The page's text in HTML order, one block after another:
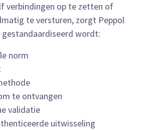
verbindingen op te zetten of
te versturen, zorgt Peppol
wordt:
norm
te ontvangen
validatie
uitwisseling